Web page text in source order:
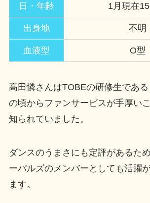
日・年齢
1月現在15
出身地 不明
血液型 O型
高田憐さんはTOBEの研修生である
の頃からファンサービスが手厚い
知られていました。
ダンスのうまさにも定評があるた
ーパルズのメンバーとしても活躍
ます。